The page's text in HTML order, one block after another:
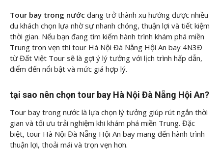
Tour bay trong nước đang trở thành xu hướng được nhiều
du khách chọn lựa nhờ sự nhanh chóng, thuận lợi và tiết kiệm
thời gian. Nếu bạn đang tìm kiếm hành trình khám phá miền
Trung trọn vẹn thì tour Hà Nội Đà Nẵng Hội An bay 4N3Đ
từ Đất Việt Tour sẽ là gợi ý lý tưởng với lịch trình hấp dẫn,
điểm đến nổi bật và mức giá hợp lý.
tại sao nên chọn tour bay Hà Nội Đà Nẵng Hội An?
Tour bay trong nước là lựa chọn lý tưởng giúp rút ngắn thời
gian và tối ưu trải nghiệm khi khám phá miền Trung. Đặc
biệt, tour Hà Nội Đà Nẵng Hội An bay mang đến hành trình
thuận lợi, thoải mái và trọn vẹn hơn.